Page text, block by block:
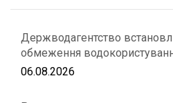
Держводагентство
обмеження
06.08.2026